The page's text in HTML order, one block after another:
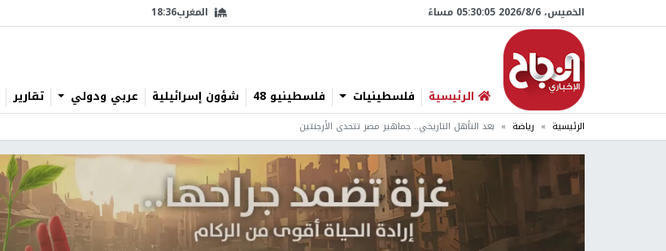
الخميس، 6/‏8/‏2026 05:30:06 مساءً المغرب18:36
الرئيسية فلسطينيات فلسطينيو 48 شؤون إسرائيلية عربي ودولي تقارير
الرئيسية رياضة بعد التأهل التاريخي.. جماهير مصر تتحدى الأرجنتين